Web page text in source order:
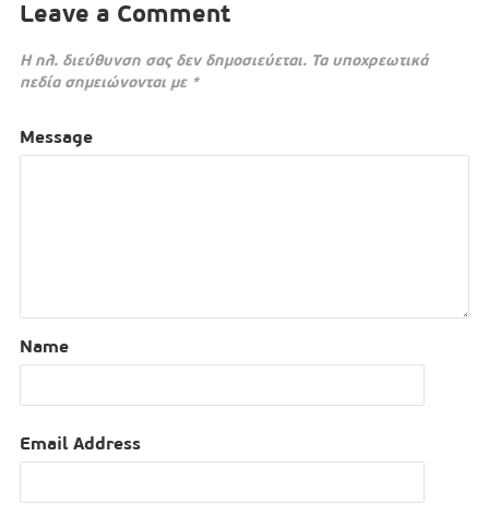
Leave a Comment
Η ηλ. διεύθυνση σας δεν δημοσιεύεται. Τα υποχρεωτικά
πεδία σημειώνονται με *
Message
Name
Email Address